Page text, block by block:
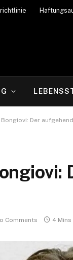
Der
Comments 4 Mins